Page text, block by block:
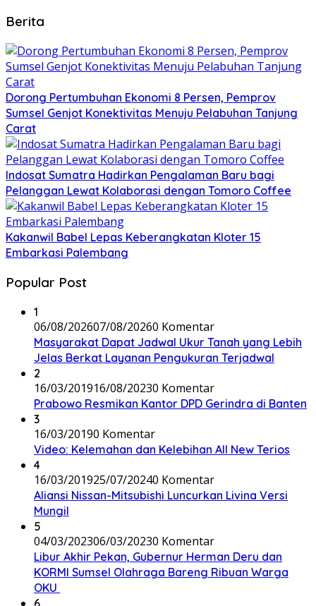
Berita
Dorong Pertumbuhan Ekonomi 8 Persen, Pemprov
Sumsel Genjot Konektivitas Menuju Pelabuhan Tanjung
Carat
Indosat Sumatra Hadirkan Pengalaman Baru bagi
Pelanggan Lewat Kolaborasi dengan Tomoro Coffee
Kakanwil Babel Lepas Keberangkatan Kloter 15
Embarkasi Palembang
Popular Post
1
06/08/202607/08/20260 Komentar
Masyarakat Dapat Jadwal Ukur Tanah yang Lebih
Jelas Berkat Layanan Pengukuran Terjadwal
2
16/03/201916/08/20230 Komentar
Prabowo Resmikan Kantor DPD Gerindra di Banten
3
16/03/20190 Komentar
Video: Kelemahan dan Kelebihan All New Terios
4
16/03/201925/07/20240 Komentar
Aliansi Nissan-Mitsubishi Luncurkan Livina Versi
Mungil
5
04/03/202306/03/20230 Komentar
Libur Akhir Pekan, Gubernur Herman Deru dan
KORMI Sumsel Olahraga Bareng Ribuan Warga
OKU
6